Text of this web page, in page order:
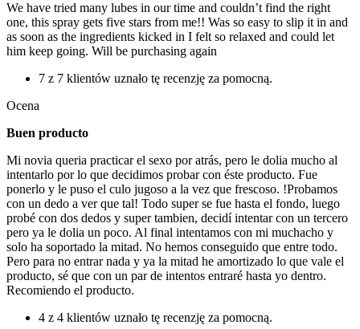
We have tried many lubes in our time and couldn’t find the right
one, this spray gets five stars from me!! Was so easy to slip it in and
as soon as the ingredients kicked in I felt so relaxed and could let
him keep going. Will be purchasing again
7 z 7 klientów uznało tę recenzję za pomocną.
Ocena
Buen producto
Mi novia queria practicar el sexo por atrás, pero le dolia mucho al
intentarlo por lo que decidimos probar con éste producto. Fue
ponerlo y le puso el culo jugoso a la vez que frescoso. !Probamos
con un dedo a ver que tal! Todo super se fue hasta el fondo, luego
probé con dos dedos y super tambien, decidí intentar con un tercero
pero ya le dolia un poco. Al final intentamos con mi muchacho y
solo ha soportado la mitad. No hemos conseguido que entre todo.
Pero para no entrar nada y ya la mitad he amortizado lo que vale el
producto, sé que con un par de intentos entraré hasta yo dentro.
Recomiendo el producto.
4 z 4 klientów uznało tę recenzję za pomocną.